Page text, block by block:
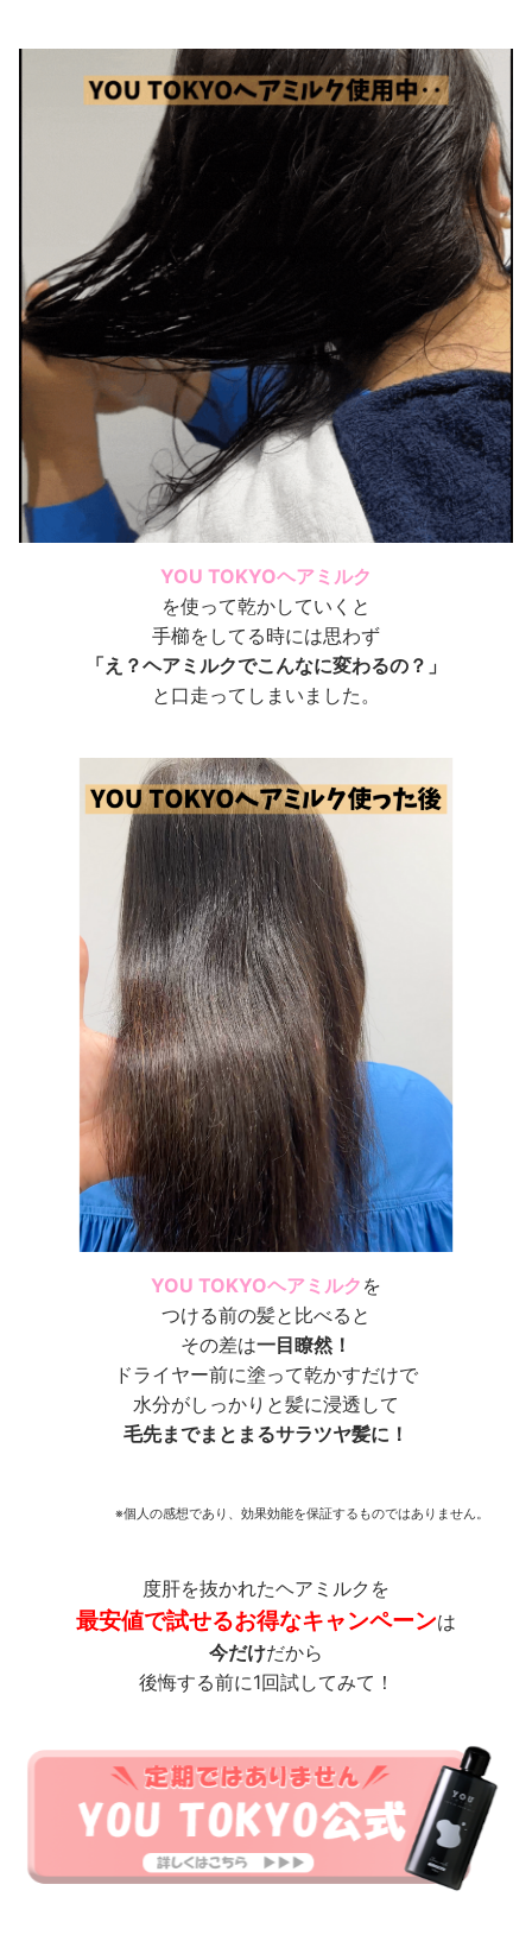
YOU TOKYOヘアミルク
を使って乾かしていくと
手櫛をしてる時には思わず
「え？ヘアミルクでこんなに変わるの？」
と口走ってしまいました。
YOU TOKYOヘアミルク を
つける前の髪と比べると
その差は一目瞭然！
ドライヤー前に塗って乾かすだけで
水分がしっかりと髪に浸透して
毛先までまとまるサラツヤ髪に！
※個人の感想であり、効果効能を保証するものではありません。
度肝を抜かれたヘアミルクを
最安値で試せるお得なキャンペーンは
今だけだから
後悔する前に1回試してみて！